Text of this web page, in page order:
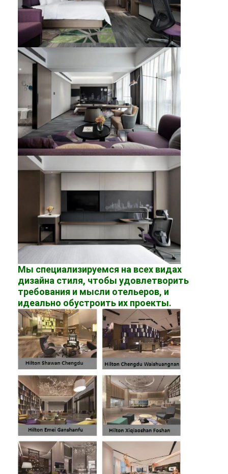
Мы специализируемся на всех видах
дизайна стиля, чтобы удовлетворить
требования и мысли отельеров, и
идеально обустроить их проекты.